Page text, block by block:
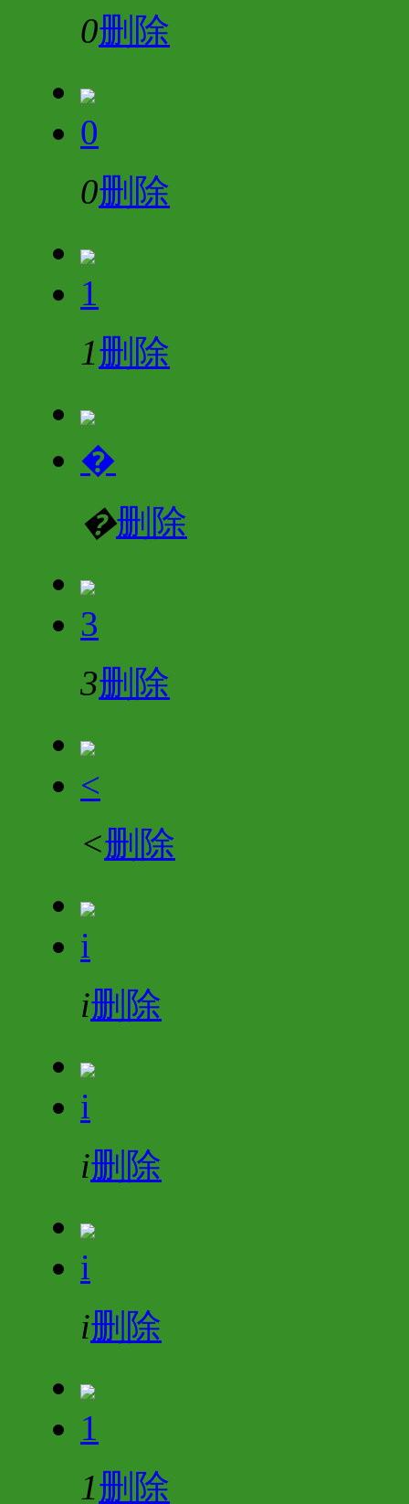
0删除
0
0删除
1
1删除
�
�删除
3
3删除
<
<删除
i
i删除
i
i删除
i
i删除
1
1删除